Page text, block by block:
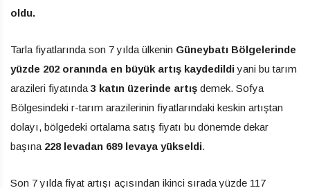
oldu.
Tarla fiyatlarında son 7 yılda ülkenin Güneybatı Bölgelerinde
yüzde 202 oranında en büyük artış kaydedildiyani bu tarım
arazileri fiyatında 3 katın üzerinde artış demek. Sofya
Bölgesindeki r-tarım arazilerinin fiyatlarındaki keskin artıştan
dolayı, bölgedeki ortalama satış fiyatı bu dönemde dekar
başına 228 levadan 689 levaya yükseldi.
Son 7 yılda fiyat artışı açısından ikinci sırada yüzde 117